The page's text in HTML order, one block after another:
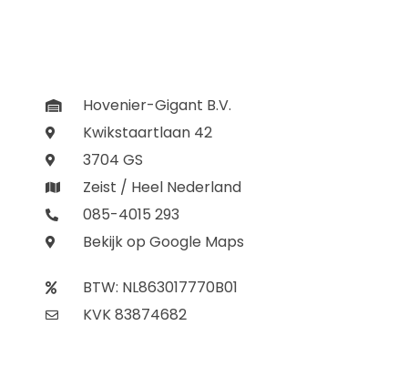
Hovenier-Gigant B.V.
Kwikstaartlaan 42
3704 GS
Zeist / Heel Nederland
085-4015 293
Bekijk op Google Maps
BTW: NL863017770B01
KVK 83874682